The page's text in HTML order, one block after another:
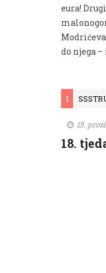
eura!
do njega
I
15.
18.